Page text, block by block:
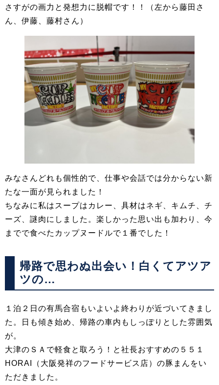
さすがの画力と発想力に脱帽です！！（左から藤田さ
ん、伊藤、藤村さん）
みなさんどれも個性的で、仕事や会話では分からない新
たな一面が見られました！
ちなみに私はスープはカレー、具材はネギ、キムチ、チ
ーズ、謎肉にしました。楽しかった思い出も加わり、今
までで食べたカップヌードルで１番でした！
帰路で思わぬ出会い！白くてアツア
ツの…
１泊２日の有馬合宿もいよいよ終わりが近づいてきまし
た。日も傾き始め、帰路の車内もしっぽりとした雰囲気
が。
大津のＳＡで軽食と取ろう！と社長おすすめの５５１
HORAI（大阪発祥のフードサービス店）の豚まんをい
ただきました。